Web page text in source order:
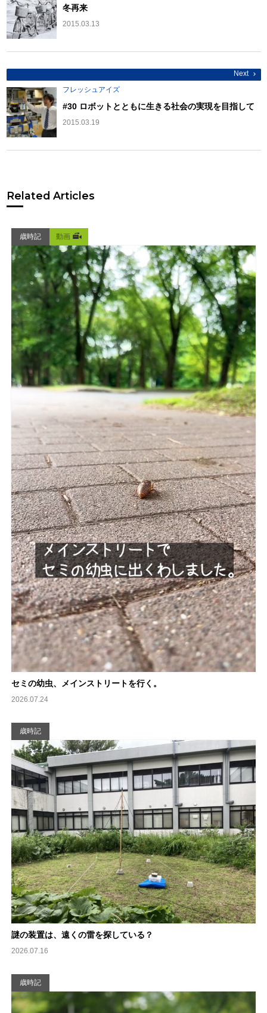
ゲ
ー
シ
ョ
ン
冬再来
2015.03.13
Next
フレッシュアイズ
#30 ロボットとともに生きる社会の実現を目指して
2015.03.19
Related Articles
歳時記 動画
セミの幼虫、メインストリートを行く。
2026.07.24
歳時記
謎の装置は、遠くの雷を探している？
2026.07.16
歳時記